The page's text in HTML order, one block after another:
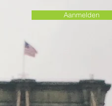
Aanmelden